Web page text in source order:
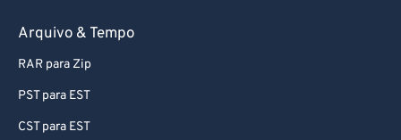
Arquivo & Tempo
RAR para Zip
PST para EST
CST para EST